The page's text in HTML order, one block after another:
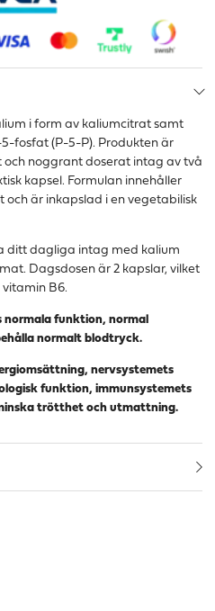
i form av kaliumcitrat samt
fosfat (P-5-P). Produkten är
noggrant doserat intag av två
kapsel. Formulan innehåller
och är inkapslad i en vegetabilisk
ditt dagliga intag med kalium
Dagsdosen är 2 kapslar, vilket
B6.
normala funktion, normal
normalt blodtryck.
nervsystemets
funktion, immunsystemets
trötthet och utmattning.